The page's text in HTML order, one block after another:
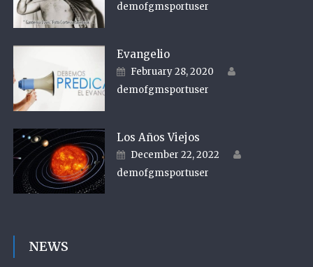
demofgmsportuser
Evangelio
Posted on
February 28, 2020
demofgmsportuser
Los Años Viejos
Posted on
December 22, 2022
demofgmsportuser
NEWS